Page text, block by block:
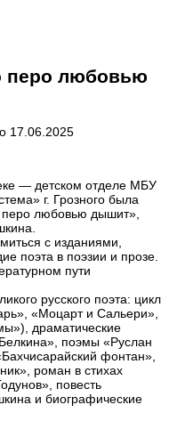
перо любовью
17.06.2025
— детском отделе МБУ
г. Грозного была
перо любовью дышит»,
с изданиями,
поэта в поэзии и прозе.
пути
русского поэта: цикл
«Моцарт и Сальери»,
драматические
поэмы «Руслан
фонтан»,
роман в стихах
повесть
и биографические